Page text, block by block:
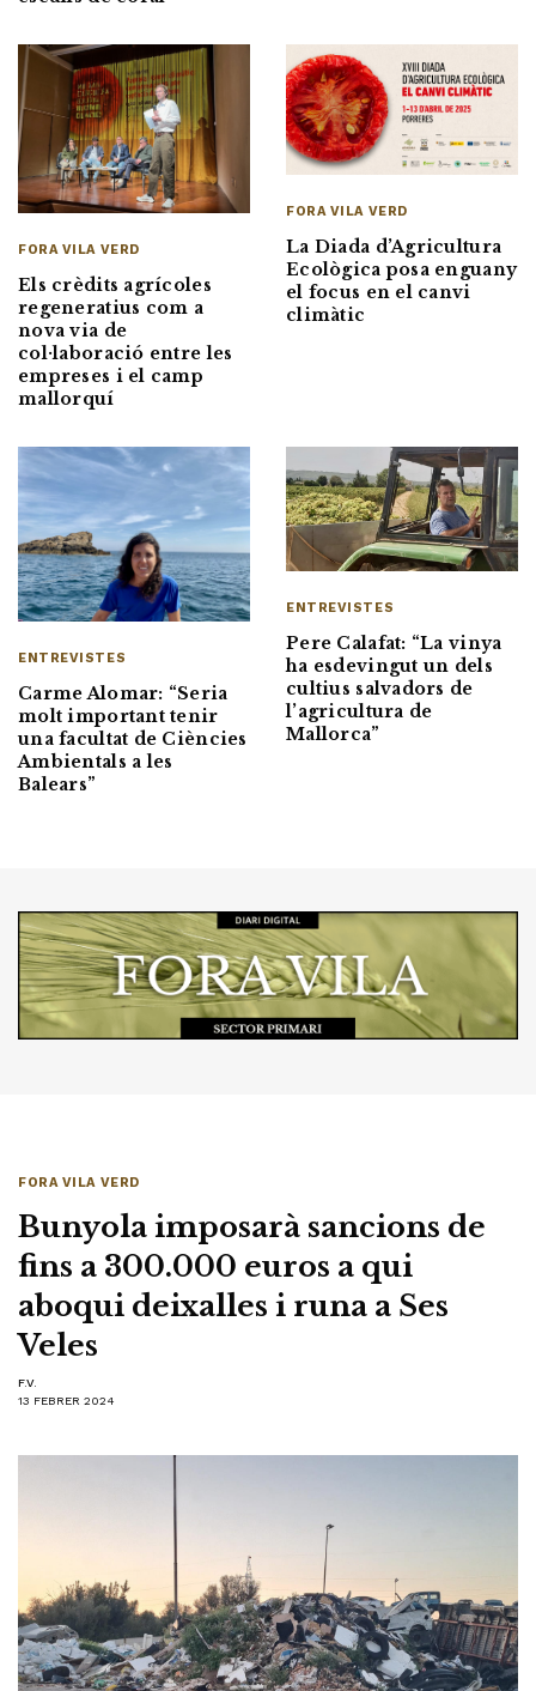
FORA VILA VERD
Els crèdits agrícoles
regeneratius com a
nova via de
col·laboració entre les
empreses i el camp
mallorquí
FORA VILA VERD
La Diada d’Agricultura
Ecològica posa enguany
el focus en el canvi
climàtic
ENTREVISTES
Carme Alomar: “Seria
molt important tenir
una facultat de Ciències
Ambientals a les
Balears”
ENTREVISTES
Pere Calafat: “La vinya
ha esdevingut un dels
cultius salvadors de
l’agricultura de
Mallorca”
FORA VILA VERD
Bunyola imposarà sancions de
fins a 300.000 euros a qui
aboqui deixalles i runa a Ses
Veles
F.V.
13 FEBRER 2024